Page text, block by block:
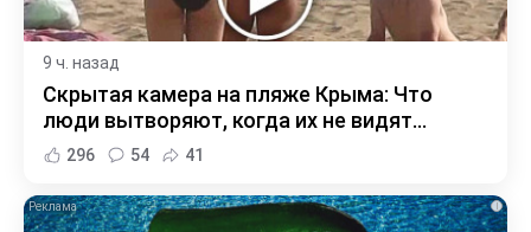
9 ч. назад
Скрытая камера на пляже Крыма: Что
люди вытворяют, когда их не видят...
296 54 41
i